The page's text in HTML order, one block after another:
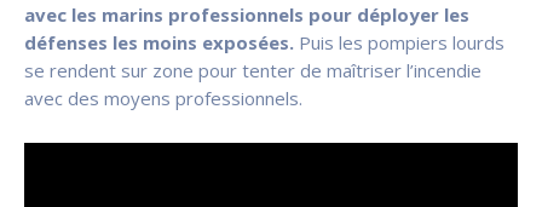
avec les marins professionnels pour déployer les
défenses les moins exposées. Puis les pompiers lourds
se rendent sur zone pour tenter de maîtriser l’incendie
avec des moyens professionnels.